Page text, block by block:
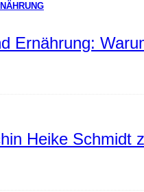
Ernährung:
Heike Schmidt